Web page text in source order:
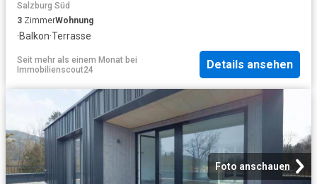
Salzburg Süd
3 ZimmerWohnung
·Balkon·Terrasse
Seit mehr als einem Monat bei
Immobilienscout24
Details ansehen
Foto anschauen